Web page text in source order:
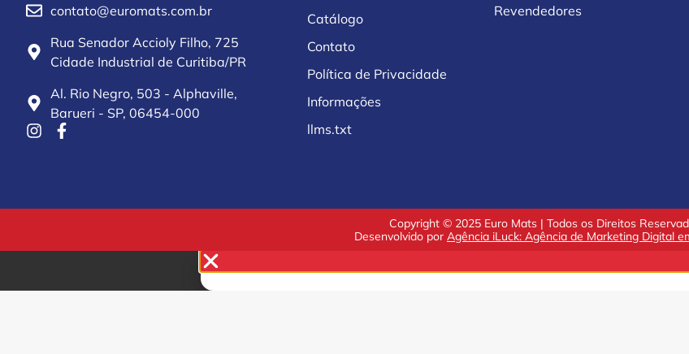
contato@euromats.com.br
Rua Senador Accioly Filho, 725
Cidade Industrial de Curitiba/PR
Al. Rio Negro, 503 - Alphaville,
Barueri - SP, 06454-000
Catálogo
Contato
Política de Privacidade
Informações
llms.txt
Revendedores
Copyright © 2025 Euro Mats | Todos os Direitos
Desenvolvido por Agência iLuck: Agência de Marketing Digital